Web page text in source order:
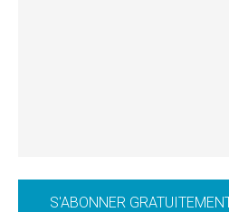
S'ABONNER